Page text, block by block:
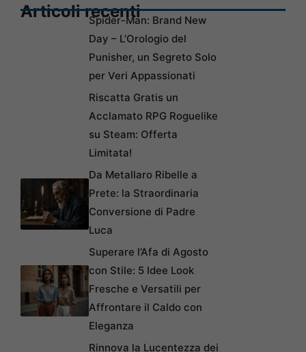
Articoli recentiSpider-Man: Brand New
Day – L’Orologio del
Punisher, un Segreto Solo
per Veri Appassionati
Riscatta Gratis un
Acclamato RPG Roguelike
su Steam: Offerta
Limitata!
Da Metallaro Ribelle a
Prete: la Straordinaria
Conversione di Padre
Luca
Superare l’Afa di Agosto
con Stile: 5 Idee Look
Fresche e Versatili per
Affrontare il Caldo con
Eleganza
Rinnova la Lucentezza dei